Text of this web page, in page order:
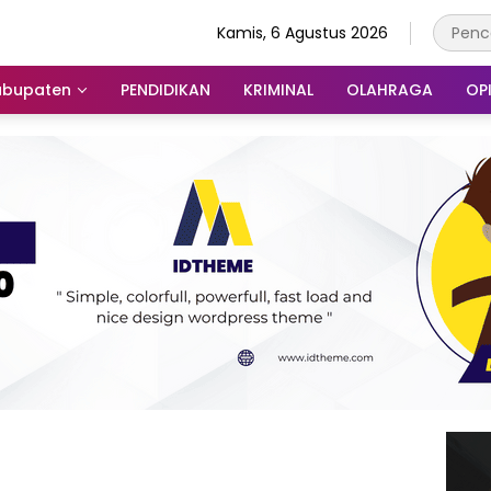
Kamis, 6 Agustus 2026
PENDIDIKAN KRIMINAL OLAHRAGA